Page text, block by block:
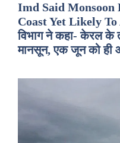
Imd Said Monsoon
Coast Yet Likely
विभाग ने कहा- केरल के
मानसून, एक जून को ही